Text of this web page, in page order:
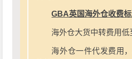
GBA英国海外仓收费标
海外仓大货中转费用低
海外仓一件代发费用